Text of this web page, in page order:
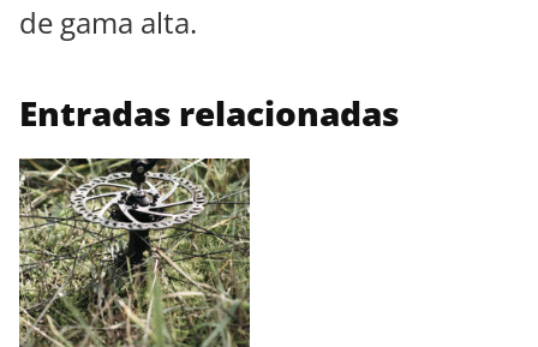
de gama alta.
Entradas relacionadas